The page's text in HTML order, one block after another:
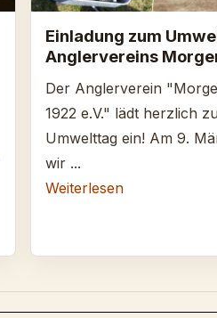
Einladung zum
Anglervereins
Der Anglerverein
1922 e.V." lädt herzlich
Umwelttag ein! Am 9.
wir ...
Weiterlesen